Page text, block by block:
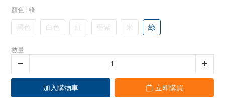
顏色 : 綠
黑色 白色 紅 藍紫 米 綠
數量
加入購物車 立即購買